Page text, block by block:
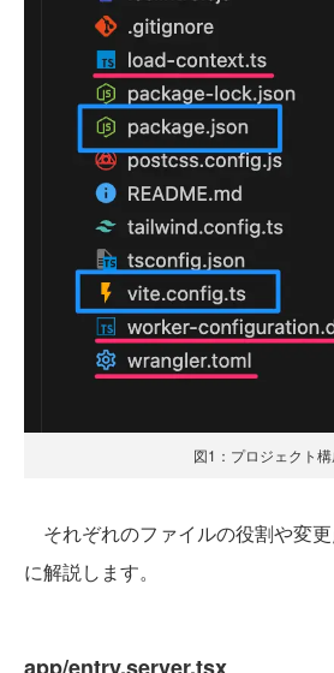
図1：プロジェクト
それぞれのファイルの役割や変
に解説します。